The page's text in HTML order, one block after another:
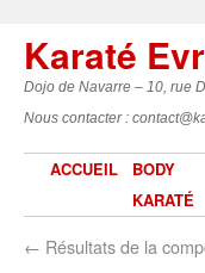
Karaté
Dojo de Navarre – 10, rue
Nous contacter :
ACCUEIL
BODY
KARATÉ
← Résultats de la